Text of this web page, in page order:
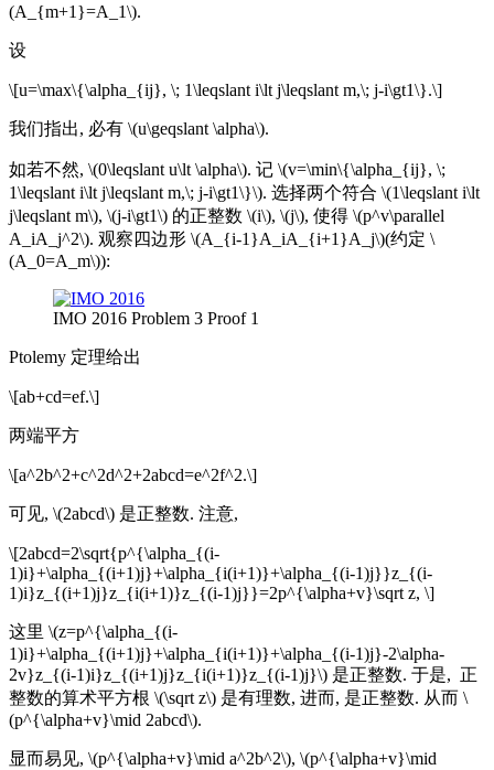
(A_{m+1}=A_1\).
设
\[u=\max\{\alpha_{ij}, \; 1\leqslant i\lt j\leqslant m,\; j-i\gt1\}.\]
我们指出, 必有 \(u\geqslant \alpha\).
如若不然, \(0\leqslant u\lt \alpha\). 记 \(v=\min\{\alpha_{ij}, \;
1\leqslant i\lt j\leqslant m,\; j-i\gt1\}\). 选择两个符合 \(1\leqslant i\lt
j\leqslant m\), \(j-i\gt1\) 的正整数 \(i\), \(j\), 使得 \(p^v\parallel
A_iA_j^2\). 观察四边形 \(A_{i-1}A_iA_{i+1}A_j\)(约定 \
(A_0=A_m\)):
IMO 2016 Problem 3 Proof 1
Ptolemy 定理给出
\[ab+cd=ef.\]
两端平方
\[a^2b^2+c^2d^2+2abcd=e^2f^2.\]
可见, \(2abcd\) 是正整数. 注意,
\[2abcd=2\sqrt{p^{\alpha_{(i-
1)i}+\alpha_{(i+1)j}+\alpha_{i(i+1)}+\alpha_{(i-1)j}}z_{(i-
1)i}z_{(i+1)j}z_{i(i+1)}z_{(i-1)j}}=2p^{\alpha+v}\sqrt z, \]
这里 \(z=p^{\alpha_{(i-
1)i}+\alpha_{(i+1)j}+\alpha_{i(i+1)}+\alpha_{(i-1)j}-2\alpha-
2v}z_{(i-1)i}z_{(i+1)j}z_{i(i+1)}z_{(i-1)j}\) 是正整数. 于是, 正
整数的算术平方根 \(\sqrt z\) 是有理数, 进而, 是正整数. 从而 \
(p^{\alpha+v}\mid 2abcd\).
显而易见, \(p^{\alpha+v}\mid a^2b^2\), \(p^{\alpha+v}\mid